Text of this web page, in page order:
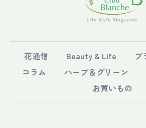
花通信 Beauty & Life
ブ
コラム
ハーブ＆グリーン
お買いもの